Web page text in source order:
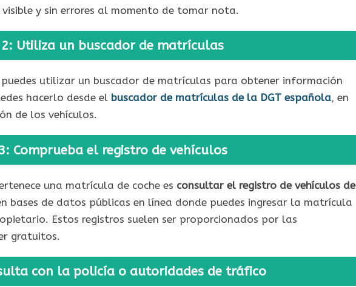
y sin errores al momento de tomar nota.
2: Utiliza un buscador de matrículas
utilizar un buscador de matrículas para obtener información
hacerlo desde el buscador de matrículas de la DGT española, en
de los vehículos.
Comprueba el registro de vehículos
una matrícula de coche es consultar el registro de vehículos de
bases de datos públicas en línea donde puedes ingresar la matrícula
Estos registros suelen ser proporcionados por las
gratuitos.
con la policía o autoridades de tráfico